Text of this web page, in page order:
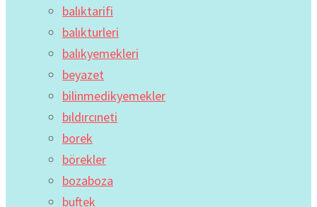
balıktarifi
balıkturleri
balıkyemekleri
beyazet
bilinmedikyemekler
bıldırcıneti
borek
börekler
bozaboza
buftek